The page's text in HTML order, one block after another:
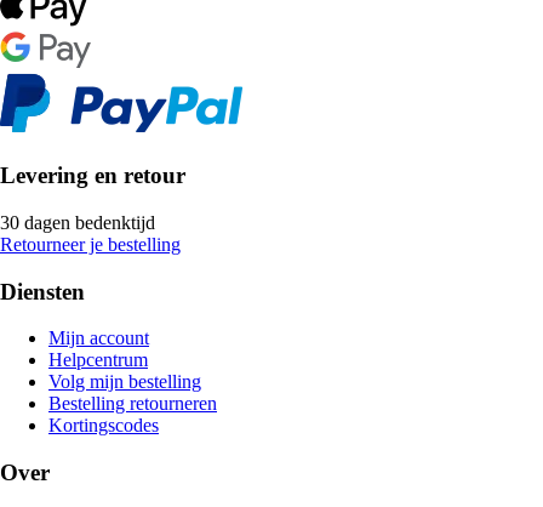
Levering en retour
30 dagen bedenktijd
Retourneer je bestelling
Diensten
Mijn account
Helpcentrum
Volg mijn bestelling
Bestelling retourneren
Kortingscodes
Over